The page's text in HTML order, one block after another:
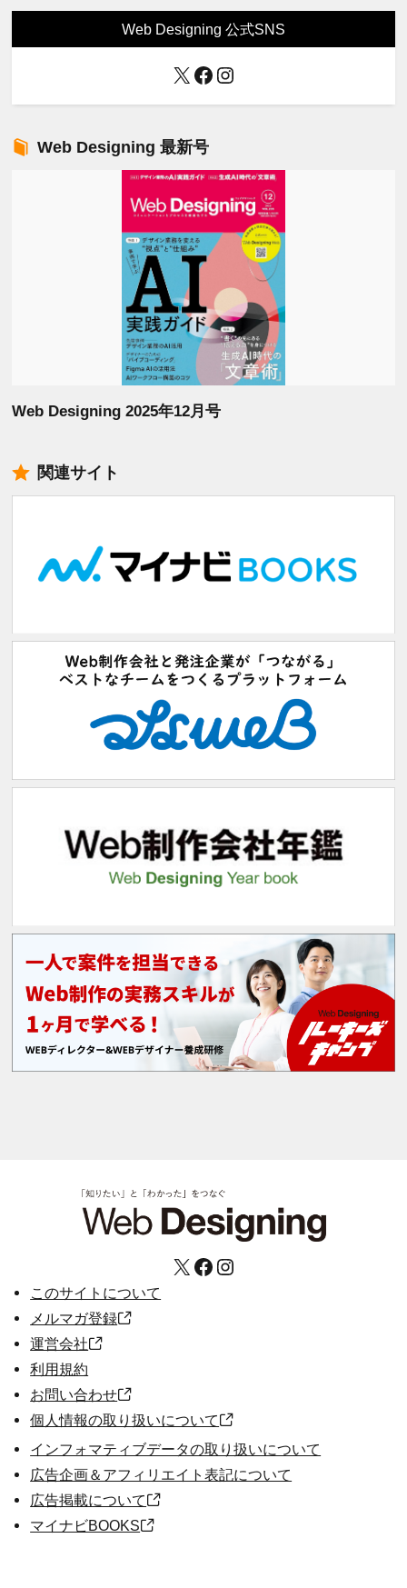
Web Designing 公式SNS
X Facebook
Instagram
Web Designing 最新号
Web Designing 2025年12月号
関連サイト
X Facebook Instagram
このサイトについて
メルマガ登録
運営会社
利用規約
お問い合わせ
個人情報の取り扱いについて
インフォマティブデータの取り扱いについて
広告企画＆アフィリエイト表記について
広告掲載について
マイナビBOOKS